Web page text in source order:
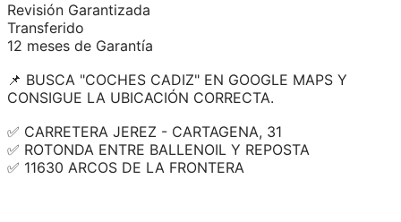
Revisión Garantizada
Transferido
12 meses de Garantía
📌 BUSCA "COCHES CADIZ" EN GOOGLE MAPS Y
CONSIGUE LA UBICACIÓN CORRECTA.
✅ CARRETERA JEREZ - CARTAGENA, 31
✅ ROTONDA ENTRE BALLENOIL Y REPOSTA
✅ 11630 ARCOS DE LA FRONTERA